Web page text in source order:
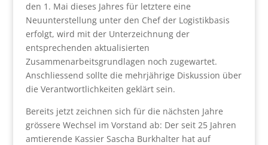
den 1. Mai dieses Jahres für letztere eine
Neuunterstellung unter den Chef der Logistikbasis
erfolgt, wird mit der Unterzeichnung der
entsprechenden aktualisierten
Zusammenarbeitsgrundlagen noch zugewartet.
Anschliessend sollte die mehrjährige Diskussion über
die Verantwortlichkeiten geklärt sein.
Bereits jetzt zeichnen sich für die nächsten Jahre
grössere Wechsel im Vorstand ab: Der seit 25 Jahren
amtierende Kassier Sascha Burkhalter hat auf